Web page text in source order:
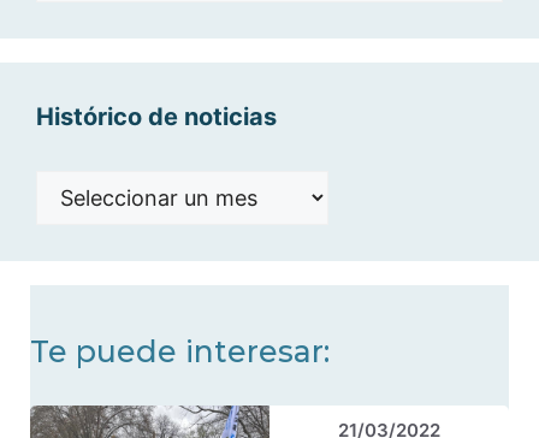
Histórico de noticias
Histórico
Te puede interesar:
21/03/2022